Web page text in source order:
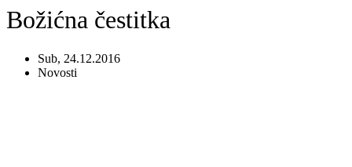
Božićna čestitka
Sub, 24.12.2016
Novosti